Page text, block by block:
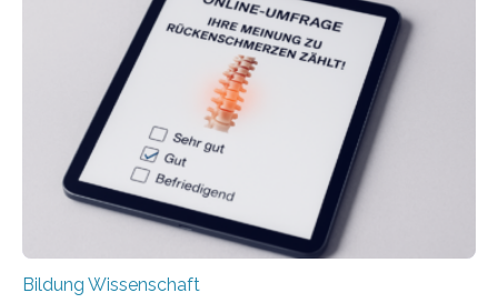
Euro und damit etwa 30 Prozent zu niedrig. Zu diesem
Ergebnis kommt eine neue Studie des ZEW Mannheim
mit der Universität Tilburg. „Werden Frauen unter 30
Jahren erstmals…
Bildung Wissenschaft